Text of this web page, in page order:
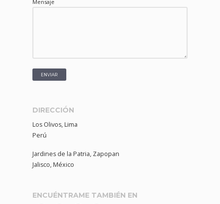
Mensaje
DIRECCIÓN
Los Olivos, Lima
Perú
Jardines de la Patria, Zapopan
Jalisco, México
ENCUÉNTRAME TAMBIÉN EN